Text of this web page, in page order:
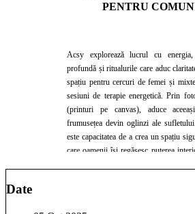
PENTRU
Acsy explorează lucrul cu energia,
profundă și ritualurile care aduc
spațiu pentru cercuri de femei și
sesiuni de terapie energetică. Prin fotografie și arta vizuală
(printuri pe canvas), aduce
frumusețea devin oglinzi ale sufletului. Ceea ce o definește
este capacitatea de a crea un spațiu
care oamenii își regăsesc puterea
Date